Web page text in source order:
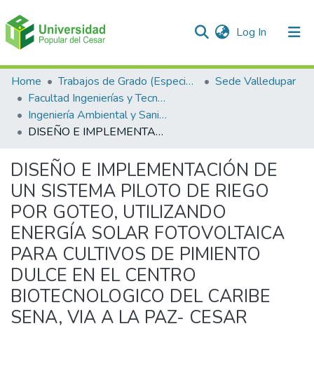
Log In (current)
Communities & Collections
All of DSpace
Statistics
Home Trabajos de Grado (Especializaciones y Pregrados)
Sede Valledupar
Facultad Ingenierías y Tecnologías
Ingeniería Ambiental y Sanitaria.
DISEÑO E IMPLEMENTACIÓN DE UN SISTEMA PILOTO DE RIEGO POR GOTEO, UTILIZANDO ENERGÍA SOLAR FOTOVOLTAICA PARA CULTIVOS DE PIMIENTO DULCE EN EL CENTRO BIOTECNOLOGICO DEL CARIBE SENA, VIA A LA PAZ- CESAR
DISEÑO E IMPLEMENTACIÓN DE
UN SISTEMA PILOTO DE RIEGO
POR GOTEO, UTILIZANDO
ENERGÍA SOLAR FOTOVOLTAICA
PARA CULTIVOS DE PIMIENTO
DULCE EN EL CENTRO
BIOTECNOLOGICO DEL CARIBE
SENA, VIA A LA PAZ- CESAR